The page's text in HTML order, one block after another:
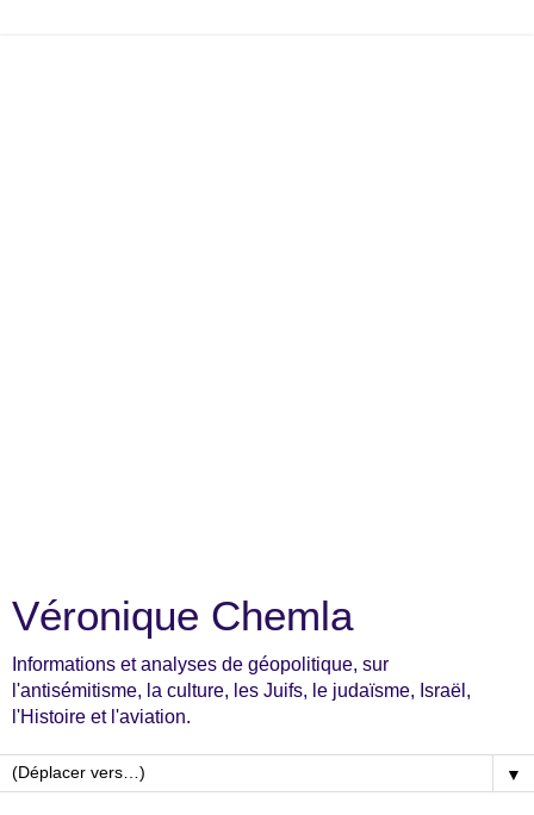
Véronique Chemla
Informations et analyses de géopolitique, sur
l'antisémitisme, la culture, les Juifs, le judaïsme, Israël,
l'Histoire et l'aviation.
▼